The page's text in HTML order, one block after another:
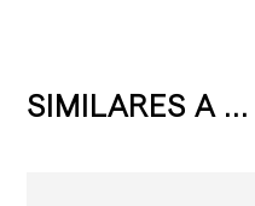
SIMILARES A ...